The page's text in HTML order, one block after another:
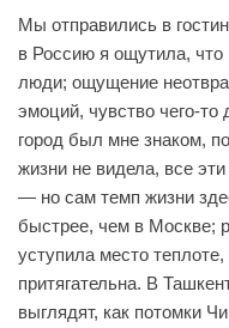
Мы отправились в
в Россию я ощутила,
люди; ощущение
эмоций, чувство чего-то
город был мне знаком,
жизни не видела, все
— но сам темп жизни
быстрее, чем в Москве;
уступила место
притягательна. В
выглядят, как потомки